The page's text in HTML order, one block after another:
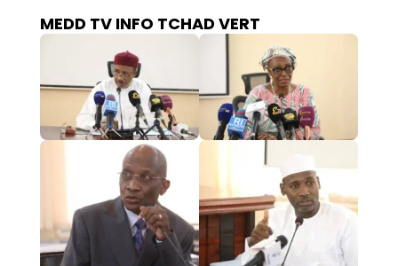
MEDD TV INFO TCHAD VERT